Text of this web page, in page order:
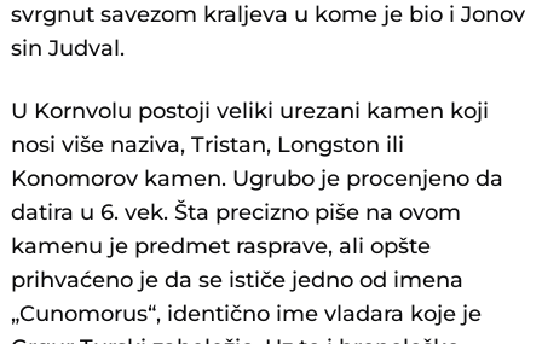
svrgnut savezom kraljeva u kome je bio i Jonov
sin Judval.
U Kornvolu postoji veliki urezani kamen koji
nosi više naziva, Tristan, Longston ili
Konomorov kamen. Ugrubo je procenjeno da
datira u 6. vek. Šta precizno piše na ovom
kamenu je predmet rasprave, ali opšte
prihvaćeno je da se ističe jedno od imena
„Cunomorus“, identično ime vladara koje je